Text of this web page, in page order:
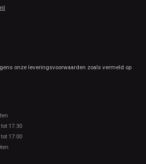
onze leveringsvoorwaarden zoals vermeld op
tot 17.30
tot 17:00